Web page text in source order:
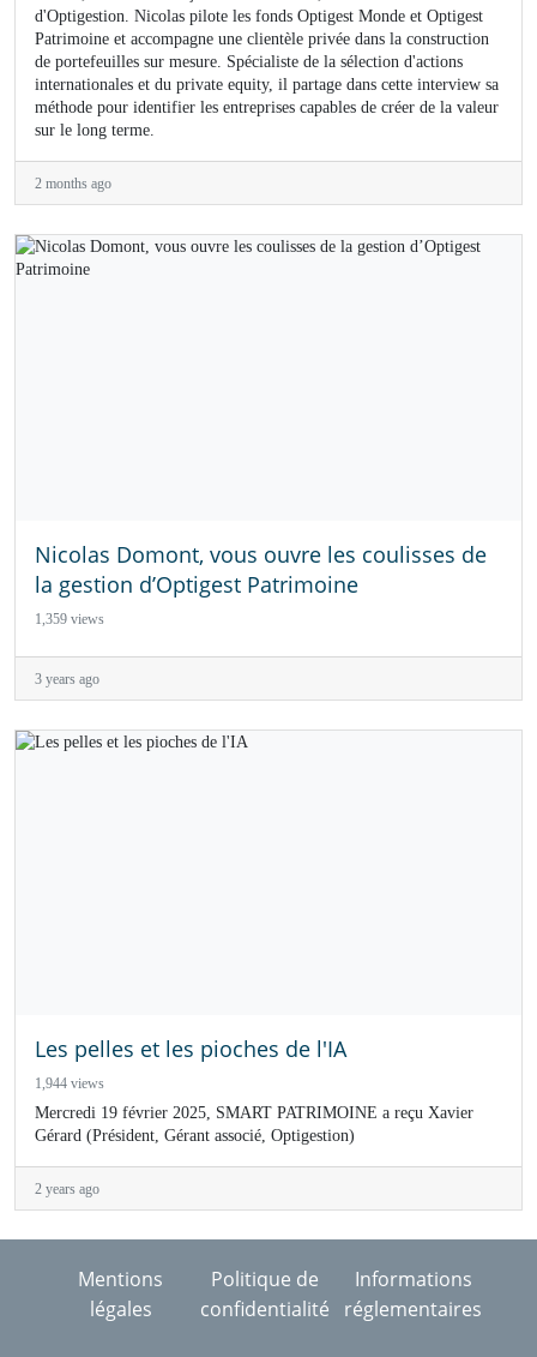
d'Optigestion. Nicolas pilote les fonds Optigest Monde et Optigest
Patrimoine et accompagne une clientèle privée dans la construction
de portefeuilles sur mesure. Spécialiste de la sélection d'actions
internationales et du private equity, il partage dans cette interview sa
méthode pour identifier les entreprises capables de créer de la valeur
sur le long terme.
2 months ago
Nicolas Domont, vous ouvre les coulisses de
la gestion d’Optigest Patrimoine
1,359 views
3 years ago
Les pelles et les pioches de l'IA
1,944 views
Mercredi 19 février 2025, SMART PATRIMOINE a reçu Xavier
Gérard (Président, Gérant associé, Optigestion)
2 years ago
Mentions
légales
Politique de
confidentialité
Informations
réglementaires